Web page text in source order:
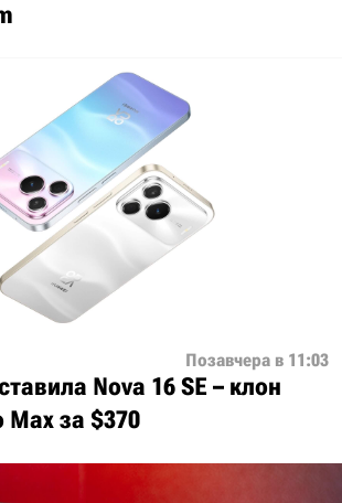
Позавчера в 11:03
Nova 16 SE – клон
Max за $370